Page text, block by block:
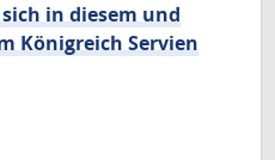
in diesem und
Königreich Servien